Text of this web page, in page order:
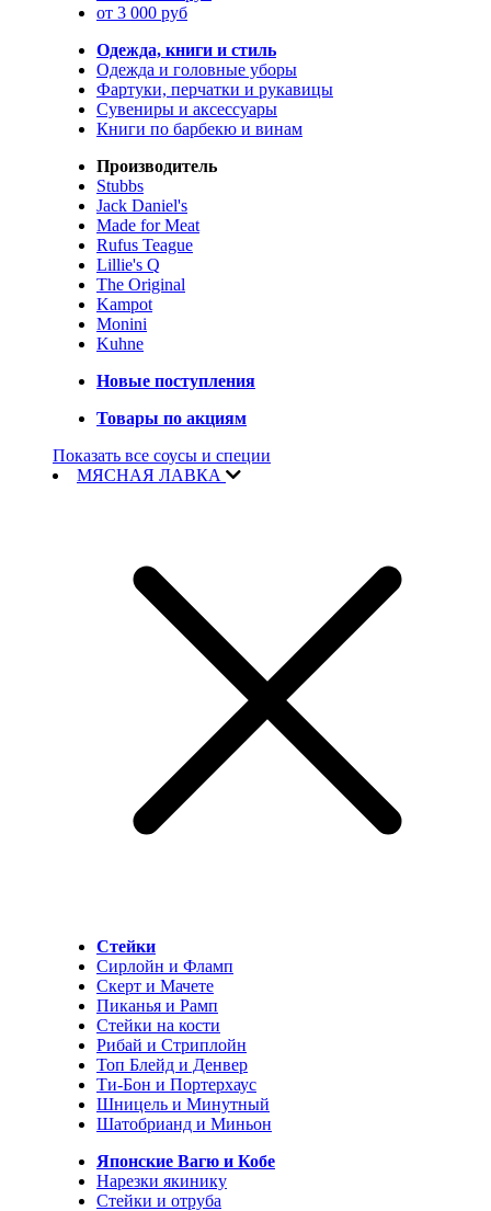
от 3 000 руб
Одежда, книги и стиль
Одежда и головные уборы
Фартуки, перчатки и рукавицы
Сувениры и аксессуары
Книги по барбекю и винам
Производитель
Stubbs
Jack Daniel's
Made for Meat
Rufus Teague
Lillie's Q
The Original
Kampot
Monini
Kuhne
Новые поступления
Товары по акциям
Показать все соусы и специи
МЯСНАЯ ЛАВКА
Стейки
Сирлойн и Фламп
Скерт и Мачете
Пиканья и Рамп
Стейки на кости
Рибай и Стриплойн
Топ Блейд и Денвер
Ти-Бон и Портерхаус
Шницель и Минутный
Шатобрианд и Миньон
Японские Вагю и Кобе
Нарезки якинику
Стейки и отруба